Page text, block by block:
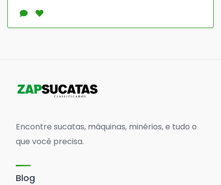
Encontre sucatas, máquinas, minérios, e tudo o
que você precisa.
Blog